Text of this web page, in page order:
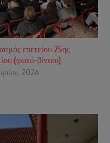
επετείου 25ης
(φωτό-βίντεο)
2026